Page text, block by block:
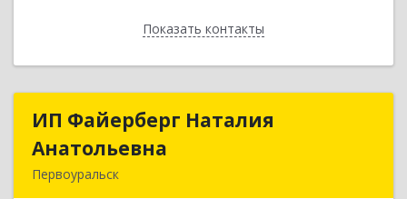
Показать контакты
Назад
ИП Файерберг Наталия
Анатольевна
Первоуральск
ИП Файерберг Наталия